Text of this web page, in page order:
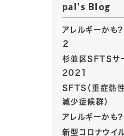
pal’s Blog
アレルギーかも
２
杉並区SFTSサ
2021
SFTS（重症熱
減少症候群）
アレルギーかも？
新型コロナウイ